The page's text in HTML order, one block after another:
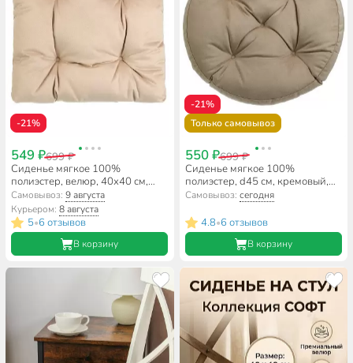
-21%
549 ₽699 ₽
Сиденье мягкое 100%
полиэстер, велюр, 40х40 см,
бежевое, Классика
Самовывоз:9 августа
Курьером:8 августа
5•6 отзывов
В корзину
-21%
Только самовывоз
550 ₽699 ₽
Сиденье мягкое 100%
полиэстер, d45 см, кремовый,
круглое, Классика, 561640
Самовывоз: сегодня
4.8•6 отзывов
В корзину